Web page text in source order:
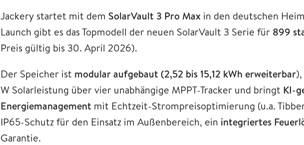
Jackery startet mit dem SolarVault 3 Pro Max in den deutschen
Launch gibt es das Topmodell der neuen SolarVault 3 Serie für 899
Preis gültig bis 30. April 2026).
Der Speicher ist modular aufgebaut (2,52 bis 15,12 kWh erweiterbar
W Solarleistung über vier unabhängige MPPT-Tracker und bringt KI-
Energiemanagement mit Echtzeit-Strompreisoptimierung (u.a.
IP65-Schutz für den Einsatz im Außenbereich, ein integriertes
Garantie.